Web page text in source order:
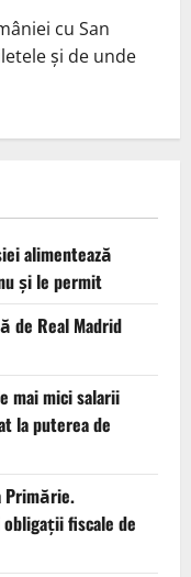
cu San
și de unde
alimentează
şi le permit
de Real Madrid
mai mici salarii
la puterea de
Primărie.
fiscale de